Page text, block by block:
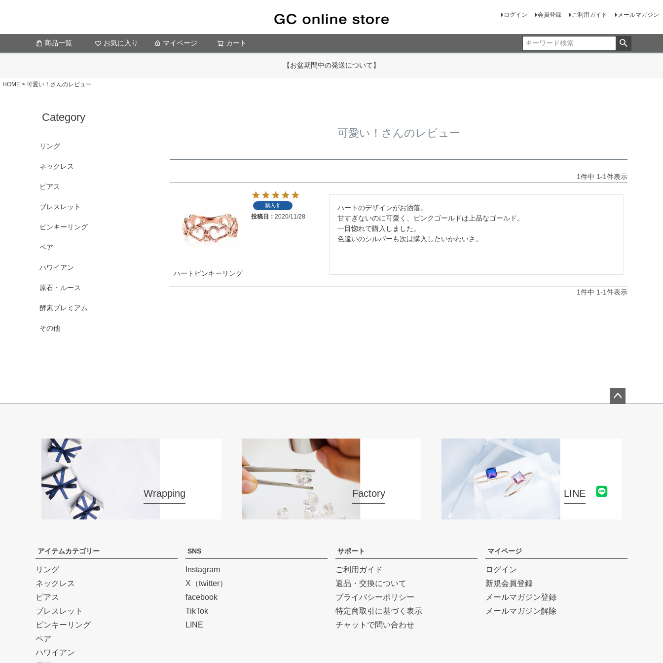
ログイン 会員登録 ご利用ガイド メールマガジン
商品一覧 お気に入り マイページ カート
【お盆期間中の発送について】
HOME 可愛い！さんのレビュー
Category
リング
ネックレス
ピアス
ブレスレット
ピンキーリング
ペア
ハワイアン
原石・ルース
酵素プレミアム
その他
可愛い！さんのレビュー
1件中 1-1件表示
ハートピンキーリング
購入者
投稿日 2020/11/28
ハートのデザインがお洒落。
甘すぎないのに可愛く、ピンクゴールドは上品なゴールド。
一目惚れで購入しました。
色違いのシルバーも次は購入したいかわいさ。
1件中 1-1件表示
Wrapping Factory LINE
アイテムカテゴリー
リング
ネックレス
ピアス
ブレスレット
ピンキーリング
ペア
ハワイアン
SNS
Instagram
X（twitter）
facebook
TikTok
LINE
サポート
ご利用ガイド
返品・交換について
プライバシーポリシー
特定商取引に基づく表示
チャットで問い合わせ
マイページ
ログイン
新規会員登録
メールマガジン登録
メールマガジン解除